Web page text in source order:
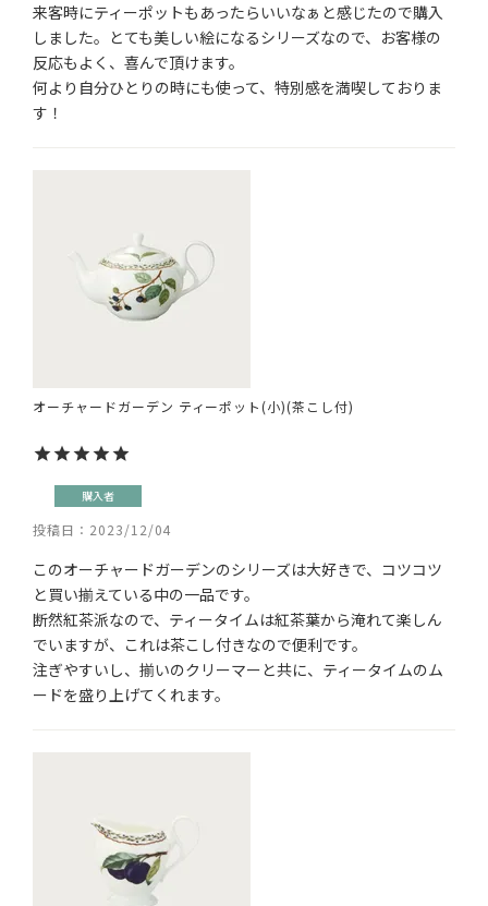
来客時にティーポットもあったらいいなぁと感じたので購入
しました。とても美しい絵になるシリーズなので、お客様の
反応もよく、喜んで頂けます。
何より自分ひとりの時にも使って、特別感を満喫しておりま
す！
オーチャードガーデン ティーポット(小)(茶こし付)
購入者
投稿日 2023/12/04
このオーチャードガーデンのシリーズは大好きで、コツコツ
と買い揃えている中の一品です。
断然紅茶派なので、ティータイムは紅茶葉から淹れて楽しん
でいますが、これは茶こし付きなので便利です。
注ぎやすいし、揃いのクリーマーと共に、ティータイムのム
ードを盛り上げてくれます。